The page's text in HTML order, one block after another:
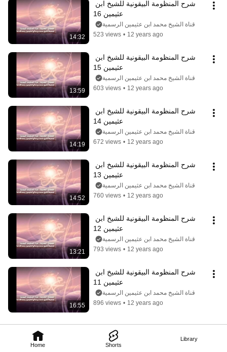
Home Shorts
Library
14:32
عثيمين 16
قناة الشيخ محمد ابن عثيمين الرسمية
523 views • 12 years ago
13:59
عثيمين 15
قناة الشيخ محمد ابن عثيمين الرسمية
603 views • 12 years ago
14:19
عثيمين 14
قناة الشيخ محمد ابن عثيمين الرسمية
672 views • 12 years ago
14:52
عثيمين 13
قناة الشيخ محمد ابن عثيمين الرسمية
760 views • 12 years ago
13:21
عثيمين 12
قناة الشيخ محمد ابن عثيمين الرسمية
793 views • 12 years ago
16:55
عثيمين 11
قناة الشيخ محمد ابن عثيمين الرسمية
896 views • 12 years ago